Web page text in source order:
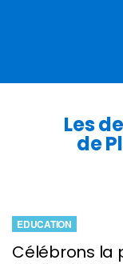
Les
de
Célébrons la
EDUCATION